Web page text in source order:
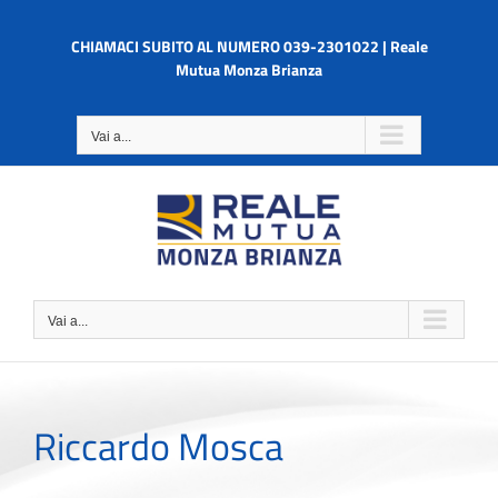
contenutoCHIAMACI SUBITO AL NUMERO 039-2301022 | Reale
Mutua Monza Brianza
Vai a...
Vai a...
Riccardo Mosca